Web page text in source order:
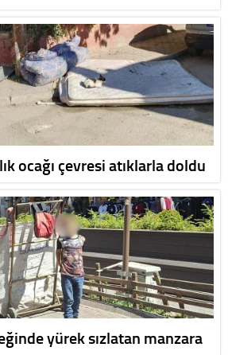
ocağı çevresi atıklarla doldu
yürek sızlatan manzara